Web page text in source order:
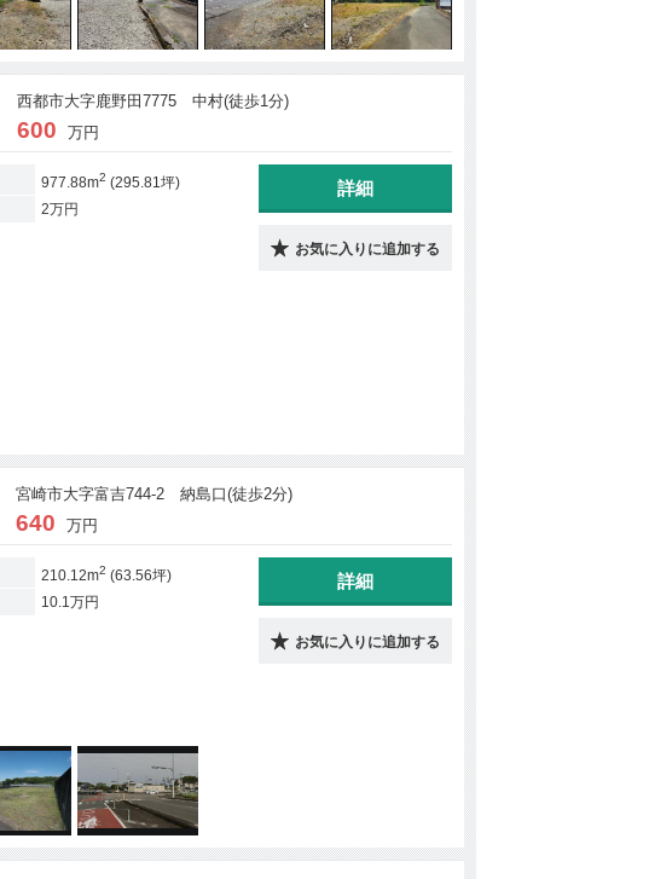
西都市大字鹿野田7775 中村(徒歩1分)
600 万円
977.88m2 (295.81坪)
2万円
詳細
お気に入りに追加する
宮崎市大字富吉744-2 納島口(徒歩2分)
640 万円
210.12m2 (63.56坪)
10.1万円
詳細
お気に入りに追加する